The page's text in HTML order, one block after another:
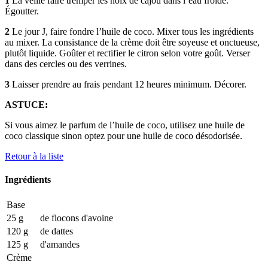
Égoutter.
2 Le jour J, faire fondre l’huile de coco. Mixer tous les ingrédients
au mixer. La consistance de la crème doit être soyeuse et onctueuse,
plutôt liquide. Goûter et rectifier le citron selon votre goût. Verser
dans des cercles ou des verrines.
3 Laisser prendre au frais pendant 12 heures minimum. Décorer.
ASTUCE:
Si vous aimez le parfum de l’huile de coco, utilisez une huile de
coco classique sinon optez pour une huile de coco désodorisée.
Retour à la liste
Ingrédients
Base
25 g
de flocons d'avoine
120 g
de dattes
125 g
d'amandes
Crème